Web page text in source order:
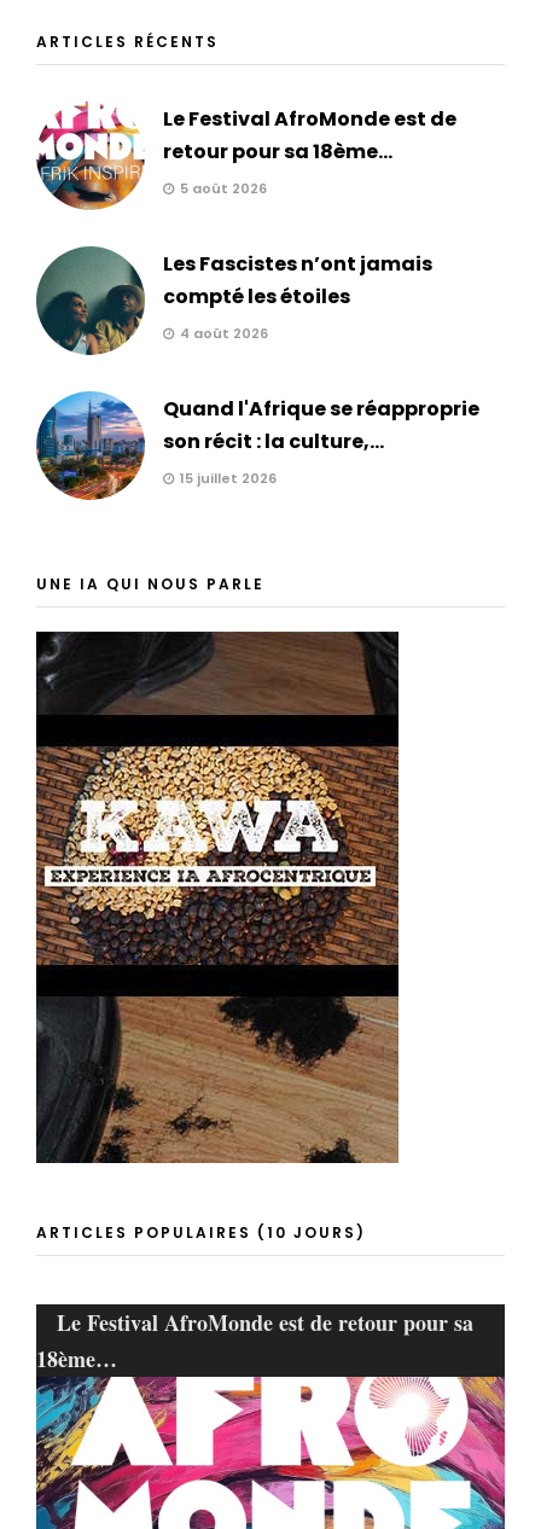
ARTICLES RÉCENTS
Le Festival AfroMonde est de
retour pour sa 18ème...
5 août 2026
Les Fascistes n’ont jamais
compté les étoiles
4 août 2026
Quand l'Afrique se réapproprie
son récit : la culture,...
15 juillet 2026
UNE IA QUI NOUS PARLE
ARTICLES POPULAIRES (10 JOURS)
Le Festival AfroMonde est de retour pour sa
18ème…